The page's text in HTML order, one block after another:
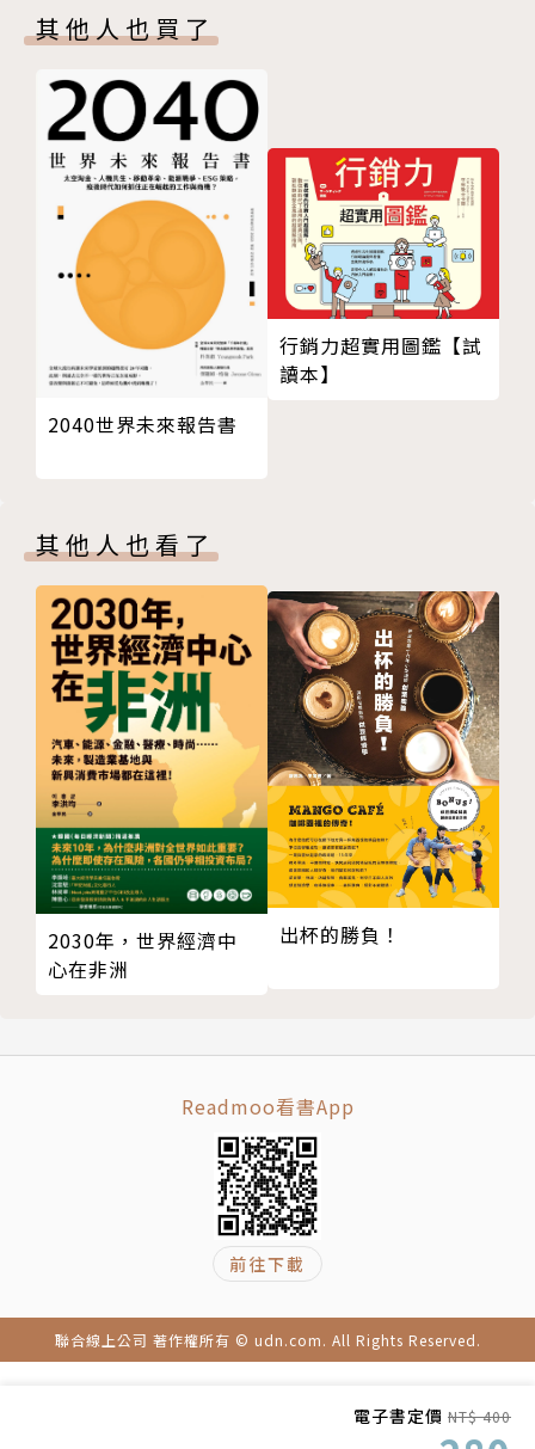
電子書定價 NT$ 400
5%。影響力投資也不自詡為萬靈丹，無意取代慈善捐
類投資與資源，而是希望以多元的方法、多元的資源共
同合作。
無論除貧、教育或全球暖化，都是嚴重且複雜的問題，
解決方案往往需要跨領域、跨文化、跨宗教、跨政府的
多方合作，因此，影響力投資有機會化解因政治或宗教
等因素而起的衝突或問題。
美國大學生山姆・古德曼（Sam Goldman）在非洲肯
油燈。古德曼創立的d.light是典型的影響力企業，其
費用，增加收入，減少貧富懸殊，提升學生學習，並減
少了兩千兩百萬噸二氧化碳。
馬薩（Shaffi Mather）的媽媽昏倒，在印度鄉間，求
救無門。事後夥同五個好友，自立自救，買了兩台簡易
救護車，開啟了「1298救護車」服務。送往私立醫
院，按資收費；送往公立醫院，基本上免費。至2019
年，發展成三千兩百多輛車，在數十個城市營運，約有
一萬名員工，接送兩千兩百萬人次，救人無數，甚至在
車上接生兩萬多名嬰兒。
美國，槍枝氾濫，每年四萬多人死於非命（包括自殺與
青少年），前麥肯錫顧問彼得・桑姆（Peter Thum）
與警局合作，取得沒收非法槍枝，與知名設計師合作，
本書提供許多國外各種創意創業的案例，說明創業家面
臨的種種社會及環境問題，他們的創意思維與精彩的創
業過程。書中也探討影響力投資產業裡的重要成員，例
如：資金提供者（機構投資者、慈善機構）、專業服務
（投資管理者、影響力顧問）、協會、政府、大學的角
富煒先生等人，邀請了七十二位關心永續大業的專業人
士，共同籌辦了「台灣影響力投資協會」，志在與國際
傑作
第3章 社會影響力債券──公私合作，金融創新
第4章 投資教育，可以改變一切
第5章 除了「辦學」，還可以做什麼？
第6章 醜，又怎樣──醜食救地球
第7章 麥肯錫商業怪傑連續創辦的「影響力企業」
第8章 誰說不可以投資上市公司？股市中更有影響力
第9章 醫療健康──影響力投資的永恆話題
第10章 社會住宅並非只是政府的責任
第11章 宗教──積極擴大行善的方式
第13章 循環經濟──廢棄物重生的故事
第15章 金融機構──影響力投資的全方位推動者
第16章 「全球影響力投資聯盟」──基礎建設軍團
第17章 大學扮演的前瞻性角色
第18章 各國政府都在做什麼？
結論 義利雙收──要坐而言，更要起而行
致謝
其他人也買了
2040世界未來報告書
行銷力超實用圖鑑【試
讀本】
其他人也看了
2030年，世界經濟中
心在非洲
出杯的勝負！
Readmoo看書App
前往下載
聯合線上公司 著作權所有 © udn.com. All Rights Reserved.